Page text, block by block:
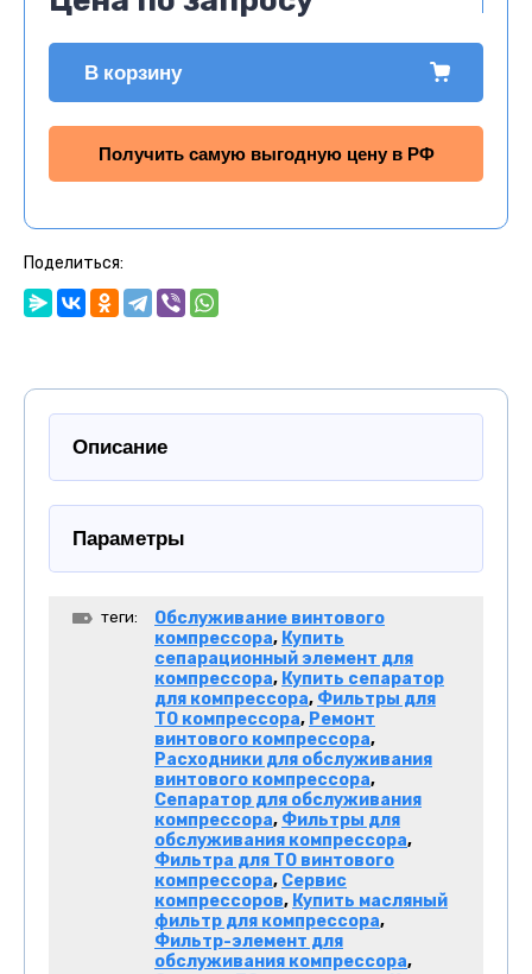
В корзину
Получить самую выгодную цену в РФ
Поделиться:
Описание
Параметры
теги:
Обслуживание винтового
компрессора, Купить
сепарационный элемент для
компрессора, Купить сепаратор
для компрессора, Фильтры для
ТО компрессора, Ремонт
винтового компрессора,
Расходники для обслуживания
винтового компрессора,
Сепаратор для обслуживания
компрессора, Фильтры для
обслуживания компрессора,
Фильтра для ТО винтового
компрессора, Сервис
компрессоров, Купить масляный
фильтр для компрессора,
Фильтр-элемент для
обслуживания компрессора,